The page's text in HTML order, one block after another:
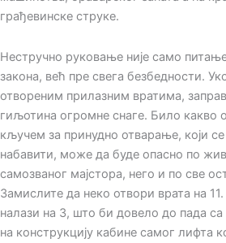
грађевинске струке.
Нестручно руковање није само
закона, већ пре свега безбедности.
отвореним прилазним вратима,
гиљотина огромне снаге. Било какво
кључем за принудно отварање, који
набавити, може да буде опасно по
самозваног мајстора, него и по све
Замислите да неко отвори врата на
налази на 3, што би довело до пада
на конструкцију кабине самог лифта